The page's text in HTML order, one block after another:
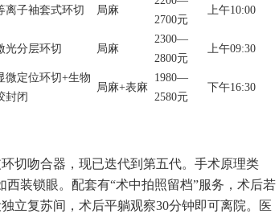
离子袖套式环切 局麻
2700元
上午10:00
光分层环切 局麻
2300—
2800元
上午09:30
微定位环切+生物
封闭
局麻+表麻
1980—
2580元
下午16:30
切吻合器，现已迭代到第五代。手术原理类
装锁眼。配套有“术中拍照留档”服务，术后若
立复苏间，术后平躺观察30分钟即可离院。医